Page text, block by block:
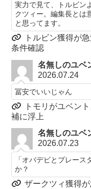
実力で見て、トルビン
クツィー。編集長とは
と思ってます。
トルビン獲得が
条件確認
名無しのユベ
2026.07.24
冨安でいいじゃん
トモリがユベン
補に浮上
名無しのユベ
2026.07.23
「オバデビとプレー
か？
ザークツィ獲得